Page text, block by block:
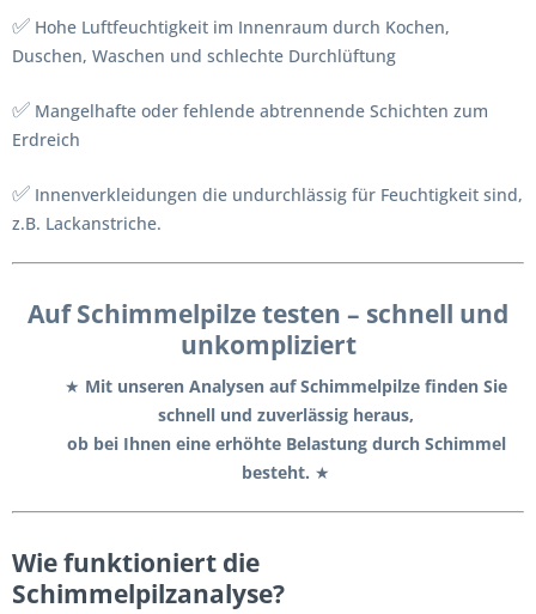
✅ Hohe Luftfeuchtigkeit im Innenraum durch Kochen,
Duschen, Waschen und schlechte Durchlüftung
✅ Mangelhafte oder fehlende abtrennende Schichten zum
Erdreich
✅ Innenverkleidungen die undurchlässig für Feuchtigkeit sind,
z.B. Lackanstriche.
Auf Schimmelpilze testen – schnell und
unkompliziert
★ Mit unseren Analysen auf Schimmelpilze finden Sie
schnell und zuverlässig heraus,
ob bei Ihnen eine erhöhte Belastung durch Schimmel
besteht. ★
Wie funktioniert die
Schimmelpilzanalyse?